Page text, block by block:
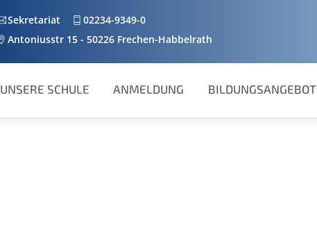
Sekretariat
02234-9349-0
Antoniusstr 15 - 50226 Frechen-Habbelrath
UNSERE SCHULE ANMELDUNG BILDUNGSANGEBOT